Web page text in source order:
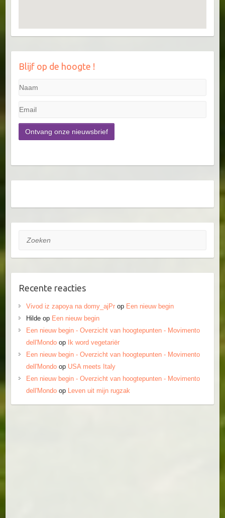
Blijf op de hoogte !
Zoeken
Recente reacties
Vivod iz zapoya na domy_ajProp Een nieuw begin
Hildeop Een nieuw begin
Een nieuw begin - Overzicht van hoogtepunten - Movimento
dell'Mondoop
Ik word vegetariër
Een nieuw begin - Overzicht van hoogtepunten - Movimento
dell'Mondoop USA meets Italy
Een nieuw begin - Overzicht van hoogtepunten - Movimento
dell'Mondoop Leven uit mijn rugzak